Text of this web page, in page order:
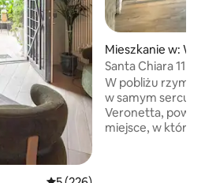
Mieszkanie w:
Santa Chiara 11 –
W pobliżu
w samym sercu
Veronetta,
miejsce, w którym